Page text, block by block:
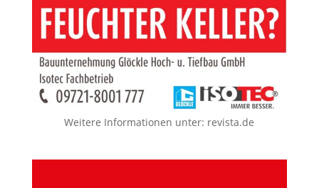
Weitere Informationen unter: revista.de